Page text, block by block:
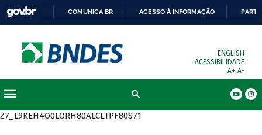
COMUNICA BR ACESSO À INFORMAÇÃO
ENGLISH
ACESSIBILIDADE
A+ A-
Z7_L9KEH4O0LORH80ALCLTPF80S71